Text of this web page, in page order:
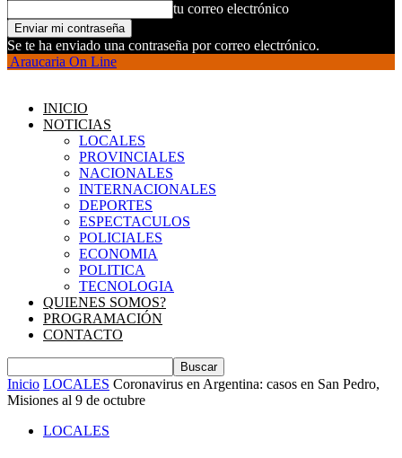
tu correo electrónico
Se te ha enviado una contraseña por correo electrónico.
Araucaria On Line
INICIO
NOTICIAS
LOCALES
PROVINCIALES
NACIONALES
INTERNACIONALES
DEPORTES
ESPECTACULOS
POLICIALES
ECONOMIA
POLITICA
TECNOLOGIA
QUIENES SOMOS?
PROGRAMACIÓN
CONTACTO
Inicio LOCALES Coronavirus en Argentina: casos en San Pedro,
Misiones al 9 de octubre
LOCALES